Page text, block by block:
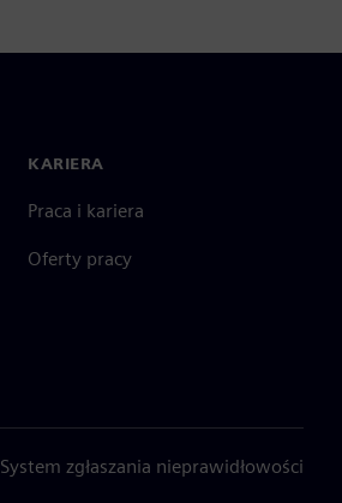
KARIERA
Praca i kariera
Oferty pracy
System zgłaszania nieprawidłowości